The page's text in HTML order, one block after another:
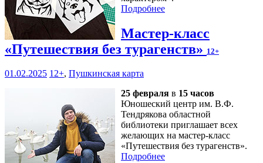
Подробнее
Мастер-класс
«Путешествия без турагенств» 12+
01.02.2025 12+, Пушкинская карта
25 февраля в 15 часов
Юношеский центр им. В.Ф.
Тендрякова областной
библиотеки приглашает всех
желающих на мастер-класс
«Путешествия без турагенств».
Подробнее